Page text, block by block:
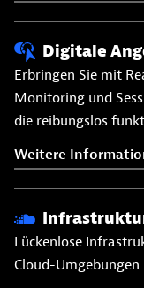
Digitale
Erbringen Sie mit
Monitoring und
die reibungslos
Weitere
Lückenlose
Cloud-Umgebungen